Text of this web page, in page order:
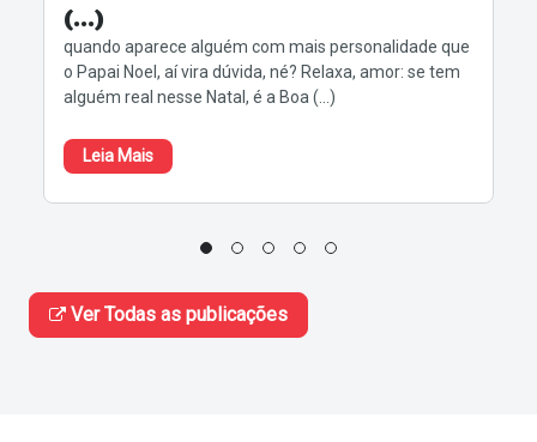
(...)
quando aparece alguém com mais personalidade que
o Papai Noel, aí vira dúvida, né? Relaxa, amor: se tem
alguém real nesse Natal, é a Boa (...)
Leia Mais
Ver Todas as publicações